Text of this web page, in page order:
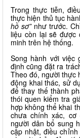
Trong thực tiễn,
thực hiện thủ tục
hồ sơ”như trước.
liệu còn lại sẽ được
minh trên hệ thống.
Song hành với việc
định cũng đặt ra
Theo đó, người thực
động khai thác, sử
để thay thế thành
thói quen kiểm tra
hợp không thể khai
chưa chính xác, cơ
người dân bổ sung
cập nhật, điều